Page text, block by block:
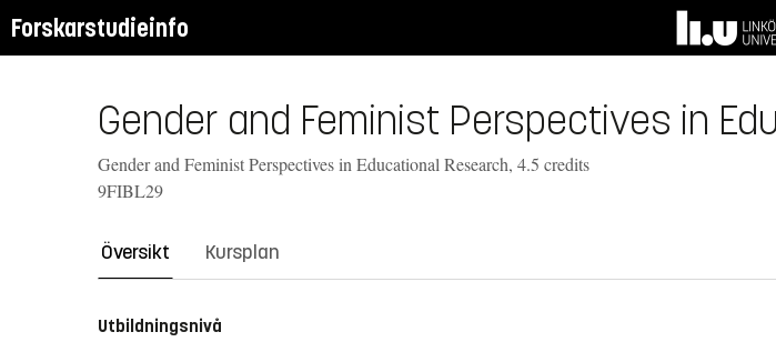
Forskarstudieinfo
Gender and Feminist Perspectives in
Gender and Feminist Perspectives in Educational Research, 4.5 credits
9FIBL29
Översikt Kursplan
Utbildningsnivå